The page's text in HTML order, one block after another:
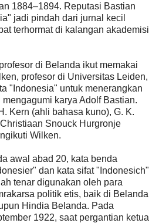
1884–1894. Reputasi Bastian
jadi pindah dari jurnal kecil
terhormat di kalangan akademisi
di Belanda ikut memakai
profesor di Universitas Leiden,
"Indonesia" untuk menerangkan
karya Adolf Bastian.
Kern (ahli bahasa kuno), G. K.
Snouck Hurgronje
Wilken.
awal abad 20, kata benda
dan kata sifat "Indonesich"
tenar digunakan oleh para
politik etis, baik di Belanda
Hindia Belanda. Pada
1922, saat pergantian ketua